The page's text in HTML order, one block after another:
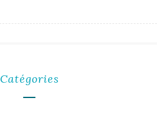
Catégories